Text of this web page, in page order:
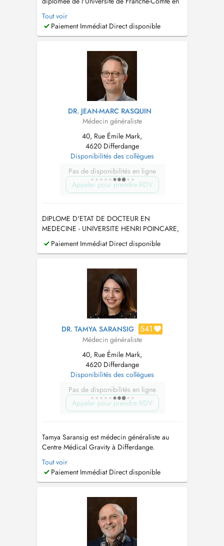
2023. Elle a suivi une formation approfondie
en Sciences Médicales (2014-2019) puis une
formation spécialisée en Médecine Générale
Consultation de médecine générale -...
Tout voir
Paiement Immédiat Direct disponible
DR. JEAN-MARC RASQUIN
Médecin généraliste
40, Rue Émile Mark,
4620 Differdange
Disponibilités des collègues
Pas de disponibilités en ligne
Appeler pour prendre RDV
DIPLOME D'ETAT DE DOCTEUR EN
MEDECINE - UNIVERSITE HENRI POINCARE,
NANCY 1
Paiement Immédiat Direct disponible
DR. TAMYA SARANSIG 541
Médecin généraliste
40, Rue Émile Mark,
4620 Differdange
Disponibilités des collègues
Pas de disponibilités en ligne
Appeler pour prendre RDV
Tamya Saransig est médecin généraliste au
Centre Médical Gravity à Differdange.
Formation approfondie en Sciences médicales
à l'Université de Strasbourg de 2013 à 2019.
Spécialisation en Médecine générale à
Consultation pour enfants de plus de 2 ans. ...
Tout voir
Paiement Immédiat Direct disponible